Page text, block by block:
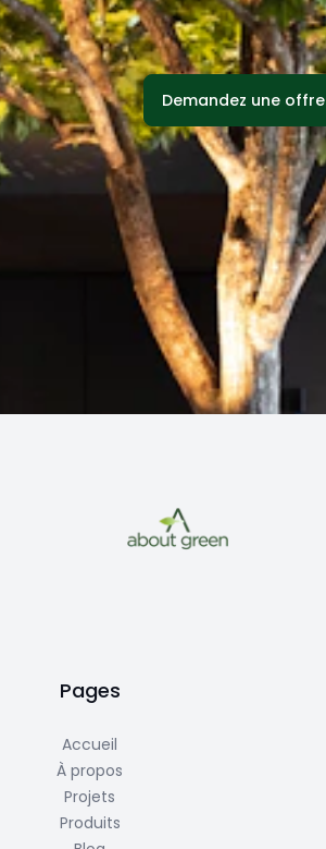
Demandez une offre
Pages
Accueil
À propos
Projets
Produits